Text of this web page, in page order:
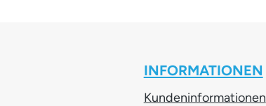
INFORMATIONEN
Kundeninformationen